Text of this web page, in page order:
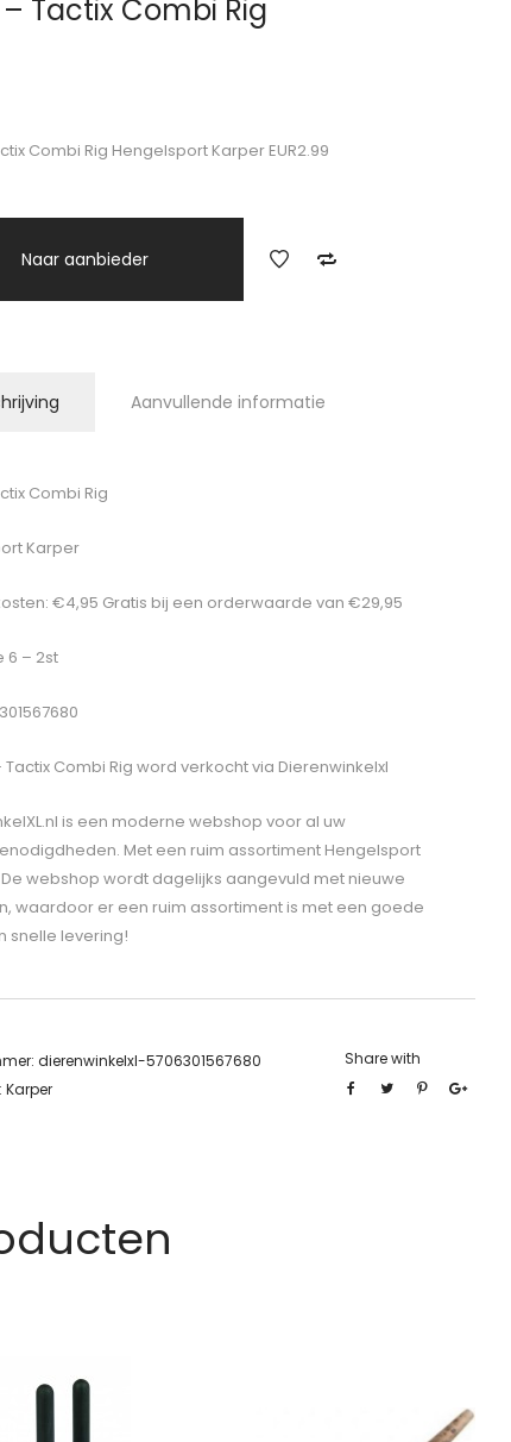
Tactix Combi Rig
Combi Rig Hengelsport Karper EUR2.99
Naar aanbieder
Aanvullende informatie
Combi Rig
Karper
€4,95 Gratis bij een orderwaarde van €29,95
6 – 2st
Tactix Combi Rig word verkocht via Dierenwinkelxl
is een moderne webshop voor al uw
Met een ruim assortiment Hengelsport
webshop wordt dagelijks aangevuld met nieuwe
waardoor er een ruim assortiment is met een goede
snelle levering!
dierenwinkelxl-5706301567680
Karper
Share with